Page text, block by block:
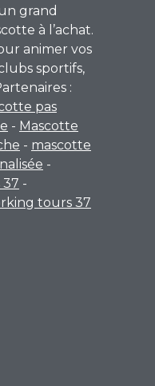
grand
à l’achat.
animer vos
sportifs,
:
pas
- Mascotte
- mascotte
-
-
tours 37